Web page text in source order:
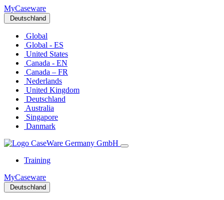
MyCaseware
Deutschland
Global
Global - ES
United States
Canada - EN
Canada – FR
Nederlands
United Kingdom
Deutschland
Australia
Singapore
Danmark
Training
MyCaseware
Deutschland